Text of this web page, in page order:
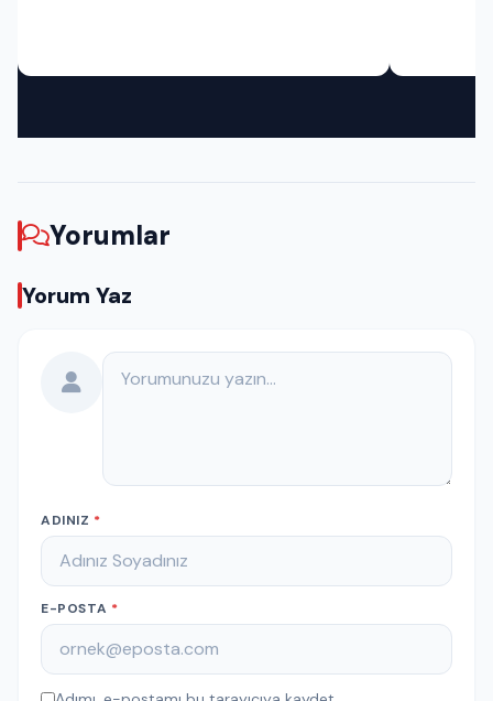
Yorumlar
Yorum Yaz
Yorumunuz
ADINIZ *
E-POSTA *